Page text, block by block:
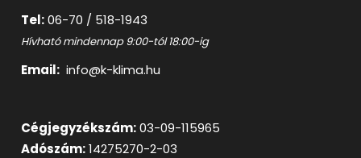
Tel:06-70 / 518-1943
Hívható mindennap 9:00-tól 18:00-ig
Email: info@k-klima.hu
Cégjegyzékszám:03-09-115965
Adószám:14275270-2-03